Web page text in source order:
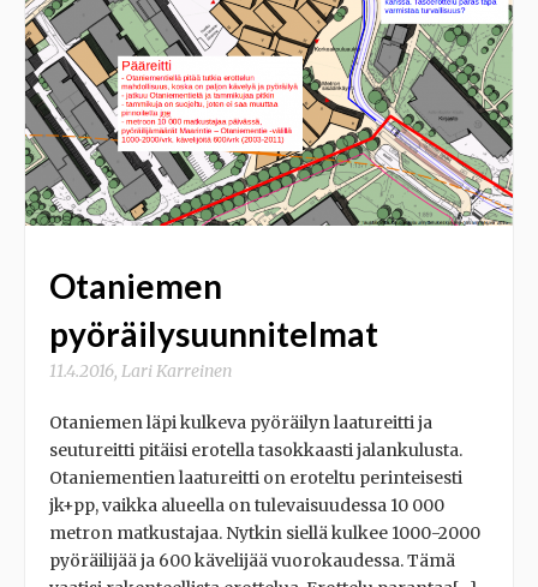
Otaniemen
pyöräilysuunnitelmat
11.4.2016, Lari Karreinen
Otaniemen läpi kulkeva pyöräilyn laatureitti ja
seutureitti pitäisi erotella tasokkaasti jalankulusta.
Otaniementien laatureitti on eroteltu perinteisesti
jk+pp, vaikka alueella on tulevaisuudessa 10 000
metron matkustajaa. Nytkin siellä kulkee 1000-2000
pyöräilijää ja 600 kävelijää vuorokaudessa. Tämä